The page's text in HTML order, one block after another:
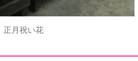
正月祝い花